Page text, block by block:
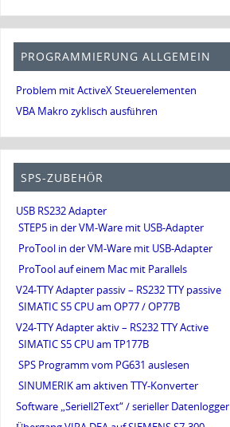
PROGRAMMIERUNG ALLGEMEIN
Problem mit ActiveX Steuerelementen
VBA Makro zyklisch ausführen
SPS-ZUBEHÖR
USB RS232 Adapter
STEP5 in der VM-Ware mit USB-Adapter
ProTool in der VM-Ware mit USB-Adapter
ProTool auf einem Mac mit Parallels
V24-TTY Adapter passiv – RS232 TTY passive
SIMATIC S5 CPU am OP77 / OP77B
V24-TTY Adapter aktiv – RS232 TTY Active
SIMATIC S5 CPU am TP177B
SPS Programm vom PG631 auslesen
SINUMERIK am aktiven TTY-Konverter
Software „Seriell2Text“ / serieller Datenlogger